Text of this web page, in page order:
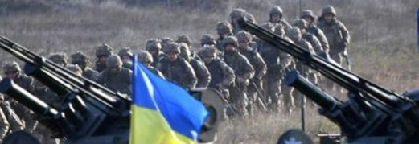
Політика
Перший крок до виборів під
час війни
23.12.2025 0
Суспільство
В Німеччині 38
щодня
12.04.2026 0